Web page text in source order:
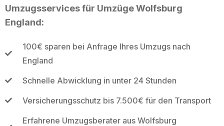
Umzugsservices für Umzüge Wolfsburg
England:
100€ sparen bei Anfrage Ihres Umzugs nach
England
Schnelle Abwicklung in unter 24 Stunden
Versicherungsschutz bis 7.500€ für den Transport
Erfahrene Umzugsberater aus Wolfsburg